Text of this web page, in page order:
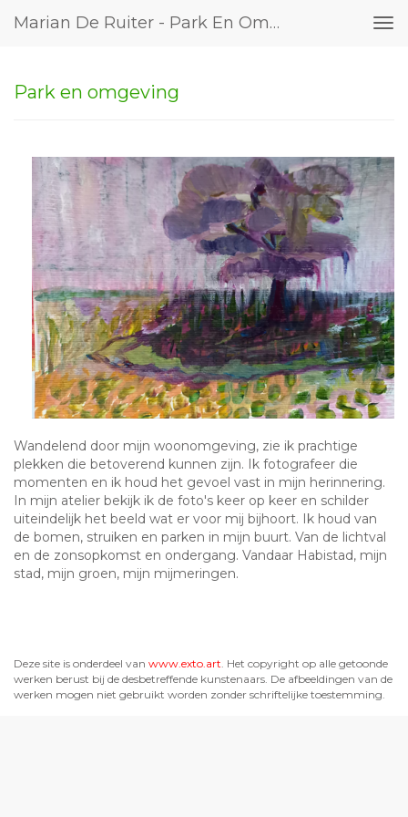
Marian De Ruiter - Park En Omgeving
Park en omgeving
Wandelend door mijn woonomgeving, zie ik prachtige
plekken die betoverend kunnen zijn. Ik fotografeer die
momenten en ik houd het gevoel vast in mijn herinnering.
In mijn atelier bekijk ik de foto's keer op keer en schilder
uiteindelijk het beeld wat er voor mij bijhoort. Ik houd van
de bomen, struiken en parken in mijn buurt. Van de lichtval
en de zonsopkomst en ondergang. Vandaar Habistad, mijn
stad, mijn groen, mijn mijmeringen.
Deze site is onderdeel van www.exto.art . Het copyright op alle getoonde
werken berust bij de desbetreffende kunstenaars. De afbeeldingen van de
werken mogen niet gebruikt worden zonder schriftelijke toestemming.